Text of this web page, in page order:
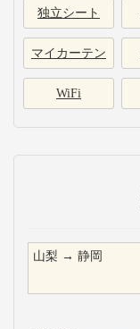
独立シート
マイカーテン
WiFi
山梨 → 静岡